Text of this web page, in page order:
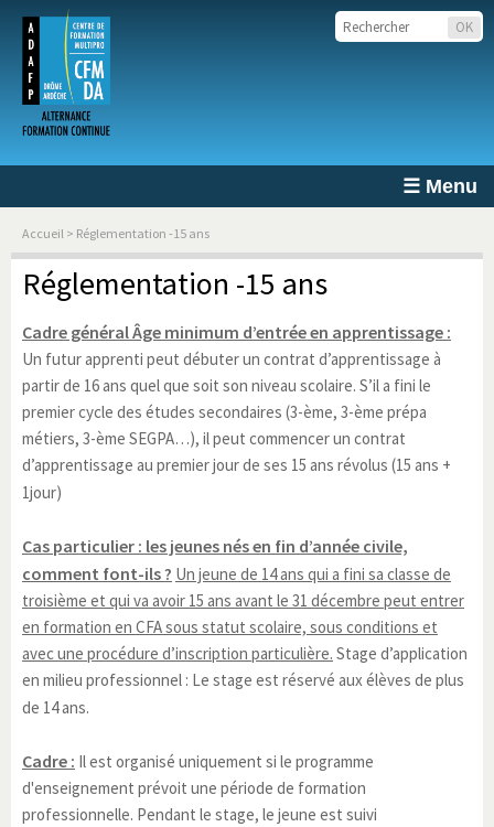
☰ Menu
Accueil > Réglementation -15 ans
Réglementation -15 ans
Cadre général Âge minimum d’entrée en apprentissage :
Un futur apprenti peut débuter un contrat d’apprentissage à
partir de 16 ans quel que soit son niveau scolaire. S’il a fini le
premier cycle des études secondaires (3-ème, 3-ème prépa
métiers, 3-ème SEGPA…), il peut commencer un contrat
d’apprentissage au premier jour de ses 15 ans révolus (15 ans +
1jour)
Cas particulier : les jeunes nés en fin d’année civile,
comment font-ils ? Un jeune de 14 ans qui a fini sa classe de
troisième et qui va avoir 15 ans avant le 31 décembre peut entrer
en formation en CFA sous statut scolaire, sous conditions et
avec une procédure d’inscription particulière. Stage d’application
en milieu professionnel : Le stage est réservé aux élèves de plus
de 14 ans.
Cadre : Il est organisé uniquement si le programme
d'enseignement prévoit une période de formation
professionnelle. Pendant le stage, le jeune est suivi